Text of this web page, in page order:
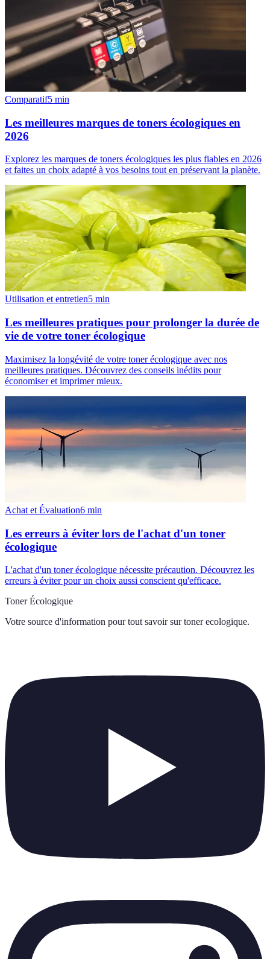
Comparatif5 min
Les meilleures marques de toners écologiques en
2026
Explorez les marques de toners écologiques les plus fiables en 2026
et faites un choix adapté à vos besoins tout en préservant la planète.
Utilisation et entretien5 min
Les meilleures pratiques pour prolonger la durée de
vie de votre toner écologique
Maximisez la longévité de votre toner écologique avec nos
meilleures pratiques. Découvrez des conseils inédits pour
économiser et imprimer mieux.
Achat et Évaluation6 min
Les erreurs à éviter lors de l'achat d'un toner
écologique
L'achat d'un toner écologique nécessite précaution. Découvrez les
erreurs à éviter pour un choix aussi conscient qu'efficace.
Toner Écologique
Votre source d'information pour tout savoir sur toner ecologique.